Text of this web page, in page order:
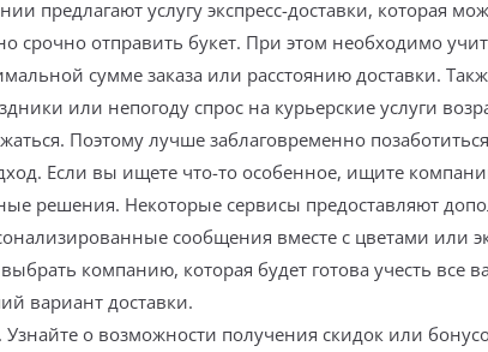
предлагают услугу экспресс-доставки, которая
срочно отправить букет. При этом необходимо
сумме заказа или расстоянию доставки.
или непогоду спрос на курьерские услуги
Поэтому лучше заблаговременно
Если вы ищете что-то особенное, ищите
решения. Некоторые сервисы предоставляют
сообщения вместе с цветами или
компанию, которая будет готова учесть все
вариант доставки.
о возможности получения скидок или